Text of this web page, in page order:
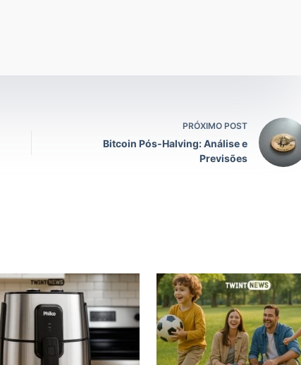
PRÓXIMO POST
Bitcoin Pós-Halving: Análise e
Previsões